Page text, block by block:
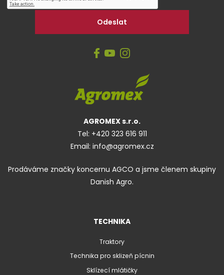
AGROMEX s.r.o.
Tel: +420 323 616 911
Email: info@agromex.cz
Prodáváme značky koncernu AGCO a jsme členem skupiny
Danish Agro.
TECHNIKA
Traktory
Technika pro sklizeň pícnin
Sklízecí mlátičky